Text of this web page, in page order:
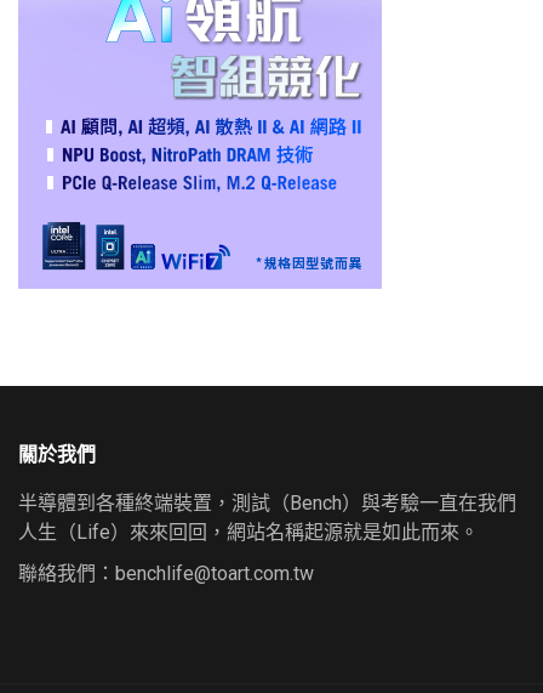
關於我們
半導體到各種終端裝置，測試（Bench）與考驗一直在我們
人生（Life）來來回回，網站名稱起源就是如此而來。
聯絡我們： benchlife@toart.com.tw